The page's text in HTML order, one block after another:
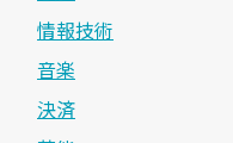
情報技術
音楽
決済